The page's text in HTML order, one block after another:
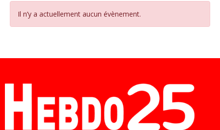
Il n’y a actuellement aucun évènement.